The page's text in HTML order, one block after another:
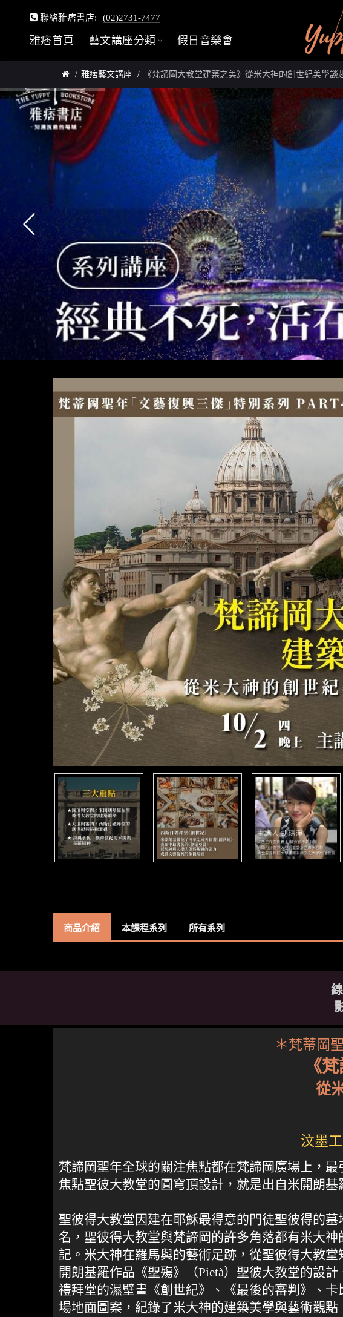
聯絡雅痞書店: (02)2731-7477
雅痞首頁 藝文講座分類 假日音樂會
雅痞藝文講座 《梵諦岡大教堂建築之美》從米大神的創世紀美學談
商品介紹 本課程系列 所有系列
＊梵蒂岡
《
從
汶墨
梵諦岡聖年全球的關注焦點都在梵諦岡廣場上，最
焦點聖彼大教堂的圓穹頂設計，就是出自米開朗基
聖彼得大教堂因建在耶穌最得意的門徒聖彼得的墓
名，聖彼得大教堂與梵諦岡的許多角落都有米大神
記。米大神在羅馬與的藝術足跡，從聖彼得大教堂
開朗基羅作品《聖殤》（Pietà）聖彼大教堂的設計
禮拜堂的濕壁畫《創世紀》、《最後的審判》、卡
場地面圖案，紀錄了米大神的建築美學與藝術觀點